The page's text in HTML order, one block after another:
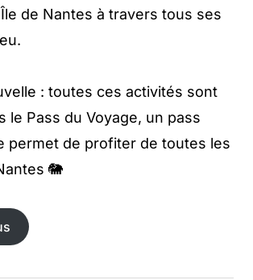
de Nantes à travers tous ses
: toutes ces activités sont
le Pass du Voyage, un pass
permet de profiter de toutes les
🐘